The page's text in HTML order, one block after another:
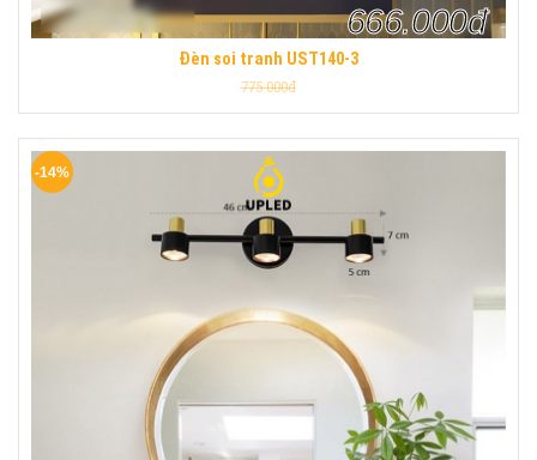
Đèn soi tranh UST140-3
666.000đ
775.000đ
-14%